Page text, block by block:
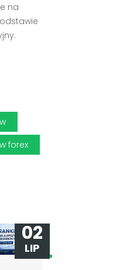
na
forex
02
LIP